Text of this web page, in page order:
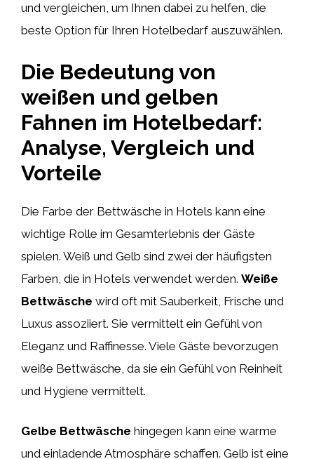
und vergleichen, um Ihnen dabei zu helfen, die
beste Option für Ihren Hotelbedarf auszuwählen.
Die Bedeutung von
weißen und gelben
Fahnen im Hotelbedarf:
Analyse, Vergleich und
Vorteile
Die Farbe der Bettwäsche in Hotels kann eine
wichtige Rolle im Gesamterlebnis der Gäste
spielen. Weiß und Gelb sind zwei der häufigsten
Farben, die in Hotels verwendet werden. Weiße
Bettwäsche wird oft mit Sauberkeit, Frische und
Luxus assoziiert. Sie vermittelt ein Gefühl von
Eleganz und Raffinesse. Viele Gäste bevorzugen
weiße Bettwäsche, da sie ein Gefühl von Reinheit
und Hygiene vermittelt.
Gelbe Bettwäsche hingegen kann eine warme
und einladende Atmosphäre schaffen. Gelb ist eine